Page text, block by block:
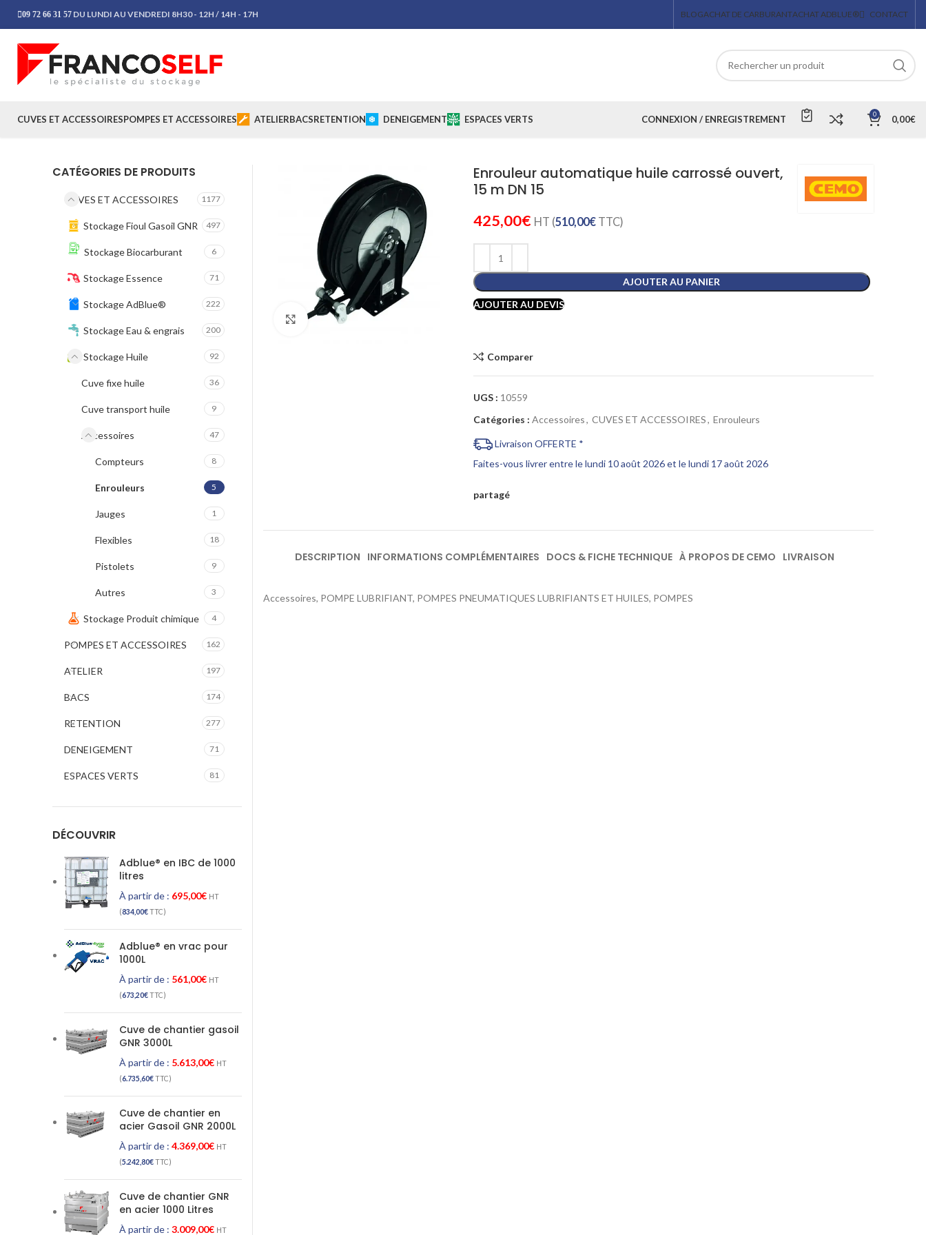
09 72 66 31 57 DU LUNDI AU VENDREDI 8H30 - 12H / 14H - 17H BLOGACHAT DE CARBURANTACHAT ADBLUE® CONTACT
CUVES ET ACCESSOIRESPOMPES ET ACCESSOIRES ATELIERBACSRETENTION DENEIGEMENT ESPACES VERTS CONNEXION / ENREGISTREMENT 0 0,00€
Cliquez pour agrandir
Enrouleur automatique huile carrossé ouvert,
15 m DN 15
425,00€ HT (510,00€TTC)
AJOUTER AU PANIER
AJOUTER AU DEVIS
Comparer
UGS : 10559
Catégories : Accessoires, CUVES ET ACCESSOIRES, Enrouleurs
Livraison OFFERTE *
Faites-vous livrer entre le lundi 10 août 2026 et le lundi 17 août 2026
partagé
DESCRIPTION INFORMATIONS COMPLÉMENTAIRES DOCS & FICHE TECHNIQUE À PROPOS DE CEMO LIVRAISON
Accessoires, POMPE LUBRIFIANT, POMPES PNEUMATIQUES LUBRIFIANTS ET HUILES, POMPES
CATÉGORIES DE PRODUITS
CUVES ET ACCESSOIRES 1177
Stockage Fioul Gasoil GNR 497
Stockage Biocarburant 6
Stockage Essence 71
Stockage AdBlue® 222
Stockage Eau & engrais 200
Stockage Huile 92
Cuve fixe huile 36
Cuve transport huile 9
Accessoires 47
Compteurs 8
Enrouleurs 5
Jauges 1
Flexibles 18
Pistolets 9
Autres 3
Stockage Produit chimique 4
POMPES ET ACCESSOIRES 162
ATELIER 197
BACS 174
RETENTION 277
DENEIGEMENT 71
ESPACES VERTS 81
DÉCOUVRIR
Adblue® en IBC de 1000
litres
À partir de : 695,00€ HT
(834,00€TTC)
Adblue® en vrac pour
1000L
À partir de : 561,00€ HT
(673,20€TTC)
Cuve de chantier gasoil
GNR 3000L
À partir de : 5.613,00€ HT
(6.735,60€TTC)
Cuve de chantier en
acier Gasoil GNR 2000L
À partir de : 4.369,00€ HT
(5.242,80€TTC)
Cuve de chantier GNR
en acier 1000 Litres
À partir de : 3.009,00€ HT